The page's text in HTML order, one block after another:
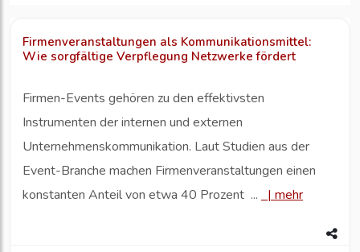
Firmenveranstaltungen als Kommunikationsmittel:
Wie sorgfältige Verpflegung Netzwerke fördert
Firmen-Events gehören zu den effektivsten
Instrumenten der internen und externen
Unternehmenskommunikation. Laut Studien aus der
Event-Branche machen Firmenveranstaltungen einen
konstanten Anteil von etwa 40 Prozent ...
| mehr